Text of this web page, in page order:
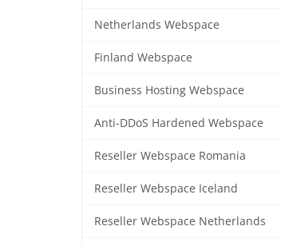
Netherlands Webspace
Finland Webspace
Business Hosting Webspace
Anti-DDoS Hardened Webspace
Reseller Webspace Romania
Reseller Webspace Iceland
Reseller Webspace Netherlands